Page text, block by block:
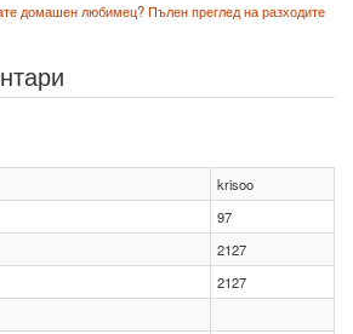
домашен любимец? Пълен преглед на разходите
krisoo
97
2127
2127